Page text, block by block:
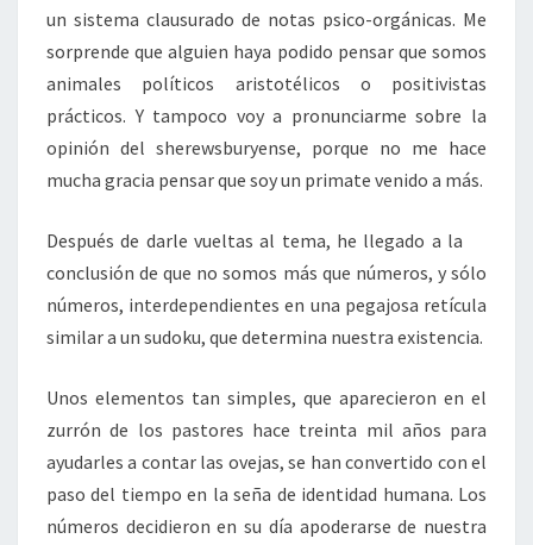
un sistema clausurado de notas psico-orgánicas. Me
sorprende que alguien haya podido pensar que somos
animales políticos aristotélicos o positivistas
prácticos. Y tampoco voy a pronunciarme sobre la
opinión del sherewsburyense, porque no me hace
mucha gracia pensar que soy un primate venido a más.
Después de darle vueltas al tema, he llegado a la
conclusión de que no somos más que números, y sólo
números, interdependientes en una pegajosa retícula
similar a un sudoku, que determina nuestra existencia.
Unos elementos tan simples, que aparecieron en el
zurrón de los pastores hace treinta mil años para
ayudarles a contar las ovejas, se han convertido con el
paso del tiempo en la seña de identidad humana. Los
números decidieron en su día apoderarse de nuestra